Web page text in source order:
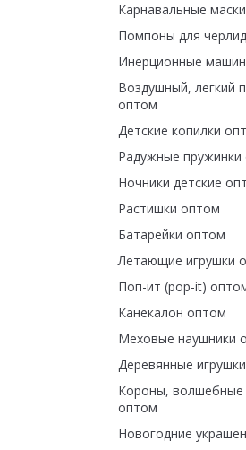
Карнавальные
Помпоны для
Инерционные
Воздушный, легкий
оптом
Детские копилки
Радужные пружинки
Ночники детские
Растишки оптом
Батарейки оптом
Летающие игрушки
Поп-ит (pop-it)
Канекалон оптом
Меховые наушники
Деревянные
Короны, волшебные
оптом
Новогодние